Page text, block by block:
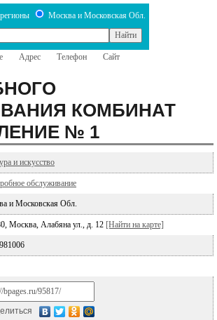
Москва и Московская Обл.
Адрес Телефон Сайт
КОМБИНАТ
№ 1
и искусство
обслуживание
и Московская Обл.
Москва, Алабяна ул., д. 12 [Найти на карте]